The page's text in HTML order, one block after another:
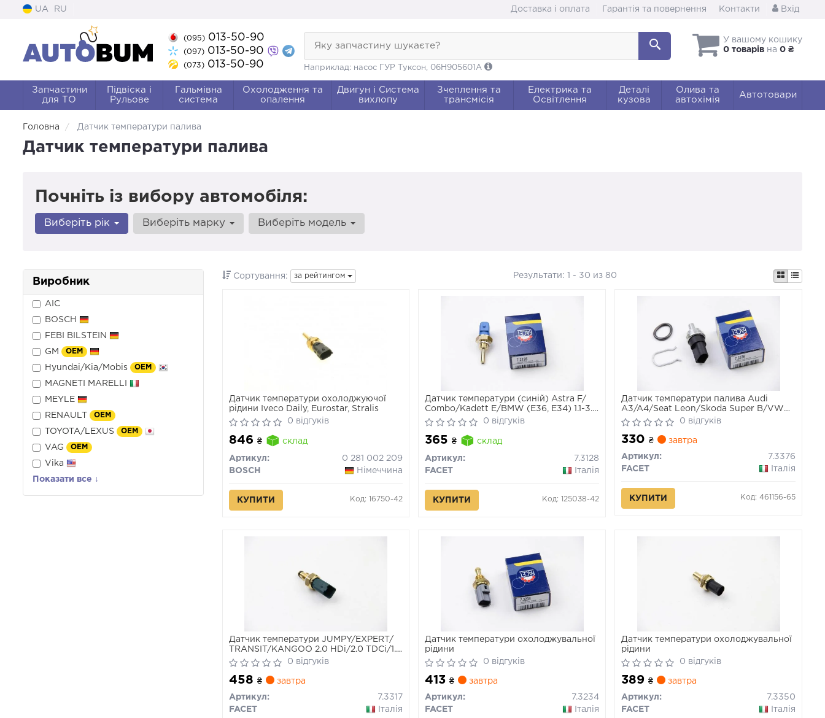
UA RU Доставка і оплата Гарантія та повернення Контакти Вхід
(095)013-50-90
(097)013-50-90
(073)013-50-90
У вашому кошику
0 товарів на 0 ₴
Яку запчастину шукаєте?
Наприклад: насос ГУР Туксон, 06H905601A
Запчастини
для ТО
Підвіска і
Рульове
Гальмівна
система
Охолодження та
опалення
Двигун і Система
вихлопу
Зчеплення та
трансмісія
Електрика та
Освітлення
Деталі
кузова
Олива та
автохімія
Автотовари
Головна Датчик температури палива
Датчик температури палива
Почніть із вибору автомобіля:
Виберіть рік Виберіть марку Виберіть модель
Виробник
AIC
BOSCH
FEBI BILSTEIN
GM OEM
Hyundai/Kia/Mobis OEM
MAGNETI MARELLI
MEYLE
RENAULT OEM
TOYOTA/LEXUS OEM
VAG OEM
Vika
Показати все ↓
Сортування: за рейтингом Результати: 1 - 30 из 80
Датчик температури охолоджуючої
рідини Iveco Daily, Eurostar, Stralis
0 відгуків
846 ₴ склад
Артикул:
0 281 002 209
BOSCH
Німеччина
КУПИТИ Код: 16750-42
Датчик температури (синій) Astra F/
Combo/Kadett E/BMW (E36, E34) 1.1-3.5
82-16
0 відгуків
365₴ склад
Артикул:
7.3128
FACET
Італія
КУПИТИ Код: 125038-42
Датчик температури палива Audi
A3/A4/Seat Leon/Skoda Super B/VW
Crafter 1.2-3.0 TDI 98-
0 відгуків
330₴ завтра
Артикул:
7.3376
FACET
Італія
КУПИТИ Код: 461156-65
Датчик температури JUMPY/EXPERT/
TRANSIT/KANGOO 2.0 HDi/2.0 TDCi/1.5
dCi 01-
0 відгуків
458 ₴ завтра
Артикул:
7.3317
FACET
Італія
Датчик температури охолоджувальної
рідини
0 відгуків
413₴ завтра
Артикул:
7.3234
FACET
Італія
Датчик температури охолоджувальної
рідини
0 відгуків
389₴ завтра
Артикул:
7.3350
FACET
Італія